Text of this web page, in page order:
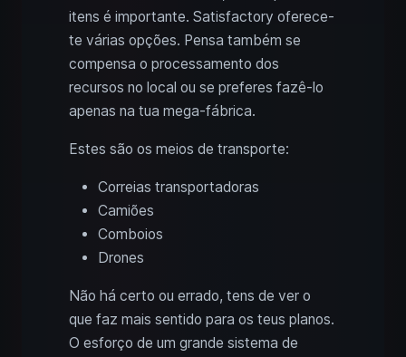
itens é importante. Satisfactory oferece-
te várias opções. Pensa também se
compensa o processamento dos
recursos no local ou se preferes fazê-lo
apenas na tua mega-fábrica.
Estes são os meios de transporte:
Correias transportadoras
Camiões
Comboios
Drones
Não há certo ou errado, tens de ver o
que faz mais sentido para os teus planos.
O esforço de um grande sistema de